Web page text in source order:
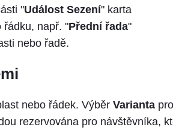
"Událost Sezení" karta
řádku, např. "Přední řada"
nebo řadě.
nebo řádek. Výběr Varianta
rezervována pro návštěvníka,